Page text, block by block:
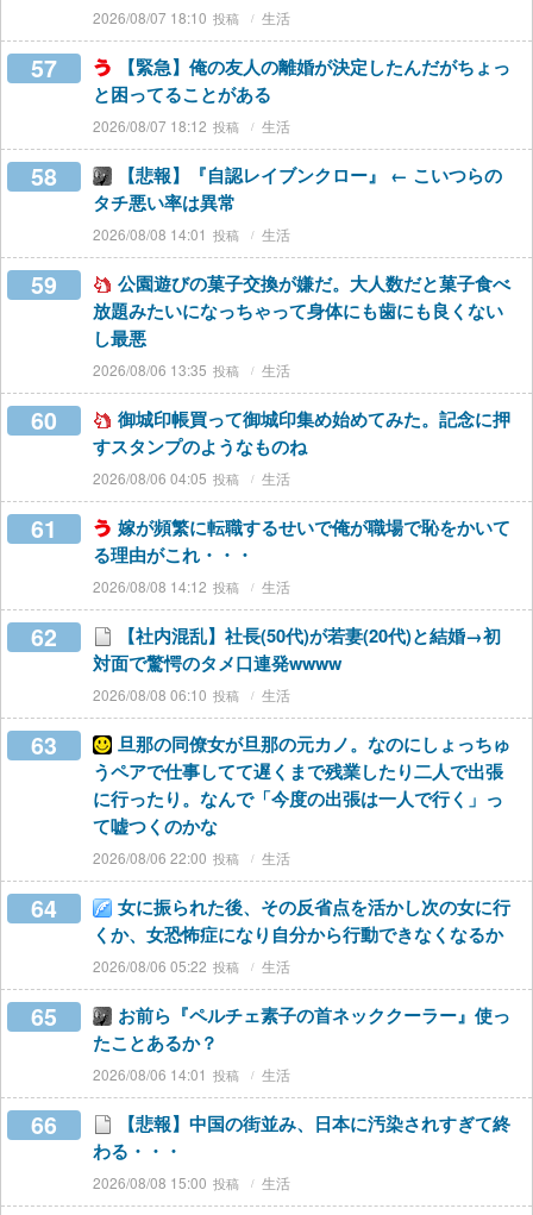
2026/08/07 18:10 生活
57
【緊急】俺の友人の離婚が決定したんだがちょっ
と困ってることがある
2026/08/07 18:12 生活
58
【悲報】『自認レイブンクロー』 ← こいつらの
タチ悪い率は異常
2026/08/08 14:01 生活
59
公園遊びの菓子交換が嫌だ。大人数だと菓子食べ
放題みたいになっちゃって身体にも歯にも良くない
し最悪
2026/08/06 13:35 生活
60
御城印帳買って御城印集め始めてみた。記念に押
すスタンプのようなものね
2026/08/06 04:05 生活
61
嫁が頻繁に転職するせいで俺が職場で恥をかいて
る理由がこれ・・・
2026/08/08 14:12 生活
62
【社内混乱】社長(50代)が若妻(20代)と結婚→初
対面で驚愕のタメ口連発wwww
2026/08/08 06:10 生活
63
旦那の同僚女が旦那の元カノ。なのにしょっちゅ
うペアで仕事してて遅くまで残業したり二人で出張
に行ったり。なんで「今度の出張は一人で行く」っ
て嘘つくのかな
2026/08/06 22:00 生活
64
女に振られた後、その反省点を活かし次の女に行
くか、女恐怖症になり自分から行動できなくなるか
2026/08/06 05:22 生活
65
お前ら『ペルチェ素子の首ネッククーラー』使っ
たことあるか？
2026/08/06 14:01 生活
66
【悲報】中国の街並み、日本に汚染されすぎて終
わる・・・
2026/08/08 15:00 生活